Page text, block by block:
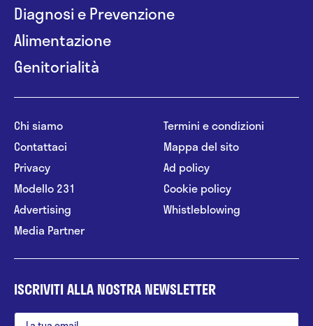
Diagnosi e Prevenzione
Alimentazione
Genitorialità
Chi siamo
Contattaci
Privacy
Modello 231
Advertising
Media Partner
Termini e condizioni
Mappa del sito
Ad policy
Cookie policy
Whistleblowing
ISCRIVITI ALLA NOSTRA NEWSLETTER